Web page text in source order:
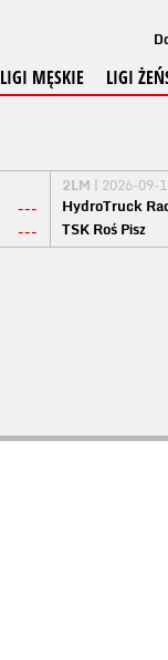
LIGI MĘSKIE LIGI
---
---
2LM | 2026-09-
HydroTruck
TSK Roś Pisz